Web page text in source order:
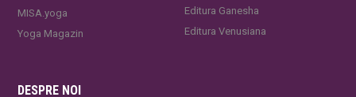
MISA.yoga
Yoga Magazin
Editura Ganesha
Editura Venusiana
DESPRE NOI